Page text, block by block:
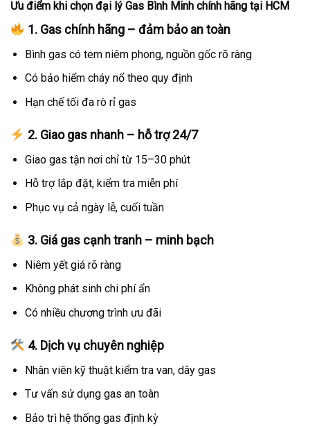
Ưu điểm khi chọn đại lý Gas Bình Minh chính hãng tại HCM
1. Gas chính hãng – đảm bảo an toàn
Bình gas có tem niêm phong, nguồn gốc rõ ràng
Có bảo hiểm cháy nổ theo quy định
Hạn chế tối đa rò rỉ gas
2. Giao gas nhanh – hỗ trợ 24/7
Giao gas tận nơi chỉ từ 15–30 phút
Hỗ trợ lắp đặt, kiểm tra miễn phí
Phục vụ cả ngày lễ, cuối tuần
3. Giá gas cạnh tranh – minh bạch
Niêm yết giá rõ ràng
Không phát sinh chi phí ẩn
Có nhiều chương trình ưu đãi
4. Dịch vụ chuyên nghiệp
Nhân viên kỹ thuật kiểm tra van, dây gas
Tư vấn sử dụng gas an toàn
Bảo trì hệ thống gas định kỳ